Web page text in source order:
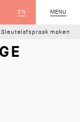
MENU
SLUIT
EN
Sleutelafspraak maken